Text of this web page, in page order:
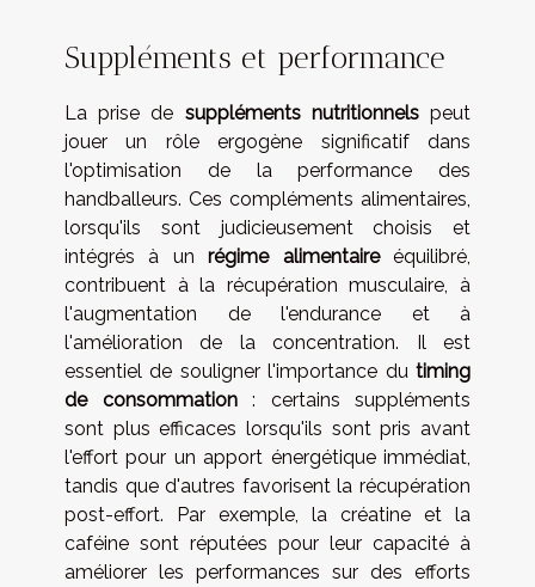
Suppléments et performance
La prise de suppléments nutritionnelspeut
jouer un rôle ergogène significatif dans
l'optimisation de la performance des
handballeurs. Ces compléments alimentaires,
lorsqu'ils sont judicieusement choisis et
intégrés à unrégime alimentaireéquilibré,
contribuent à la récupération musculaire, à
l'augmentation de l'endurance et à
l'amélioration de la concentration. Il est
essentiel de souligner l'importance du timing
de consommation: certains suppléments
sont plus efficaces lorsqu'ils sont pris avant
l'effort pour un apport énergétique immédiat,
tandis que d'autres favorisent la récupération
post-effort. Par exemple, la créatine et la
caféine sont réputées pour leur capacité à
améliorer les performances sur des efforts